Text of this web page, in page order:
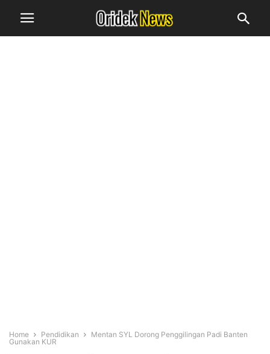
Home Pendidikan
Mentan SYL Dorong Penggilingan Padi Banten
Gunakan KUR